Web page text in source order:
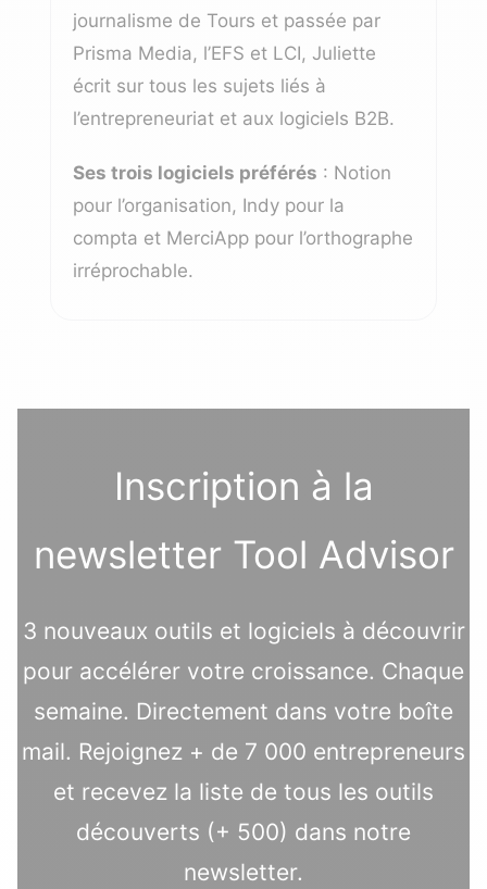
journalisme de Tours et passée par
Prisma Media, l’EFS et LCI, Juliette
écrit sur tous les sujets liés à
l’entrepreneuriat et aux logiciels B2B.
Ses trois logiciels préférés : Notion
pour l’organisation, Indy pour la
compta et MerciApp pour l’orthographe
irréprochable.
Inscription à la
newsletter Tool Advisor
3 nouveaux outils et logiciels à découvrir
pour accélérer votre croissance. Chaque
semaine. Directement dans votre boîte
mail. Rejoignez + de 7 000 entrepreneurs
et recevez la liste de tous les outils
découverts (+ 500) dans notre
newsletter.